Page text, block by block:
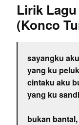
Lirik
(Konco
sayangku
yang ku
cintaku aku
yang ku
bukan